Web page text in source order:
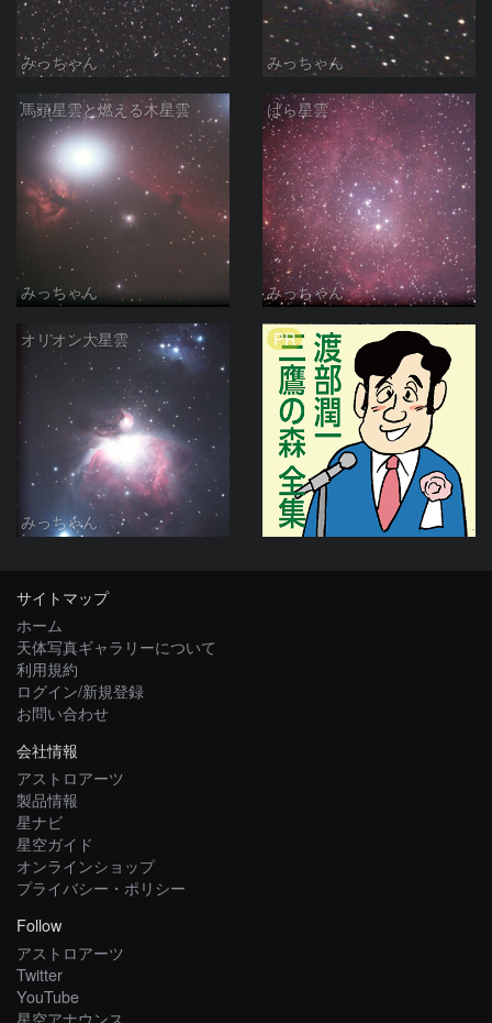
みっちゃん みっちゃん
馬頭星雲と燃える木星雲
みっちゃん
ばら星雲
みっちゃん
オリオン大星雲
みっちゃん
PR
サイトマップ
ホーム
天体写真ギャラリーについて
利用規約
ログイン/新規登録
お問い合わせ
会社情報
アストロアーツ
製品情報
星ナビ
星空ガイド
オンラインショップ
プライバシー・ポリシー
Follow
アストロアーツ
Twitter
YouTube